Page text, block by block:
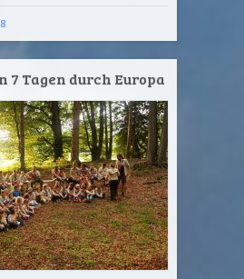
7 Tagen durch Europa